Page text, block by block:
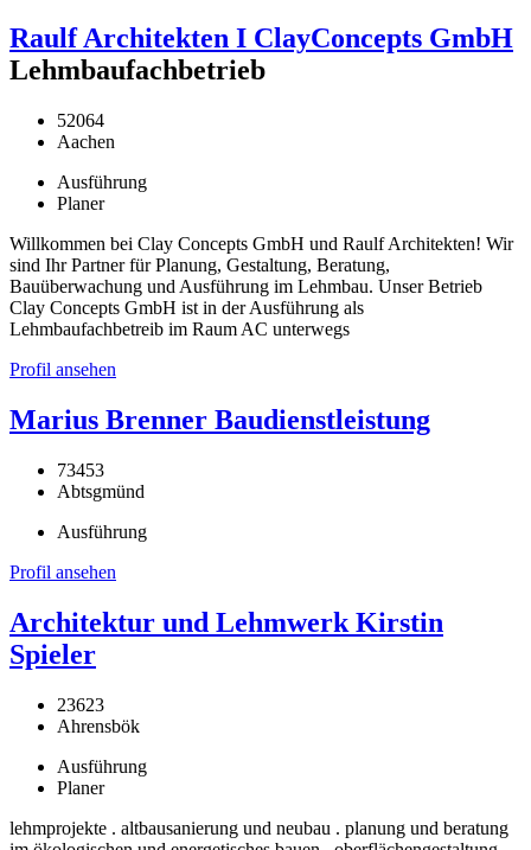
Raulf Architekten I ClayConcepts GmbH
Lehmbaufachbetrieb
52064
Aachen
Ausführung
Planer
Willkommen bei Clay Concepts GmbH und Raulf Architekten! Wir
sind Ihr Partner für Planung, Gestaltung, Beratung,
Bauüberwachung und Ausführung im Lehmbau. Unser Betrieb
Clay Concepts GmbH ist in der Ausführung als
Lehmbaufachbetreib im Raum AC unterwegs
Profil ansehen
Marius Brenner Baudienstleistung
73453
Abtsgmünd
Ausführung
Profil ansehen
Architektur und Lehmwerk Kirstin
Spieler
23623
Ahrensbök
Ausführung
Planer
lehmprojekte . altbausanierung und neubau . planung und beratung